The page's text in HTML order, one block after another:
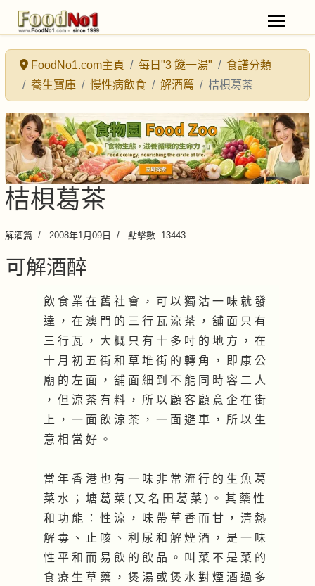
FoodNo1.com主頁 每日"3 餸一湯"
食譜分類
養生寶庫
慢性病飲食 解酒篇 桔梖葛茶
桔梖葛茶
解酒篇 2008年1月09日 點擊數: 13443
可解酒醉
飲 食 業 在 舊 社 會 ， 可 以 獨 沽 一 味 就 發
達 ， 在 澳 門 的 三 行 瓦 涼 茶 ， 舖 面 只 有
三 行 瓦 ， 大 概 只 有 十 多 吋 的 地 方 ， 在
十 月 初 五 街 和 草 堆 街 的 轉 角 ， 即 康 公
廟 的 左 面 ， 舖 面 細 到 不 能 同 時 容 二 人
， 但 涼 茶 有 料 ， 所 以 顧 客 顧 意 企 在 街
上 ， 一 面 飲 涼 茶 ， 一 面 避 車 ， 所 以 生
意 相 當 好 。
當 年 香 港 也 有 一 味 非 常 流 行 的 生 魚 葛
菜 水 ； 塘 葛 菜 ( 又 名 田 葛 菜 ) 。 其 藥 性
和 功 能 ： 性 涼 ， 味 帶 草 香 而 甘 ， 清 熱
解 毒 、 止 咳 、 利 尿 和 解 煙 酒 ， 是 一 味
性 平 和 而 易 飲 的 飲 品 。 叫 菜 不 是 菜 的
食 療 生 草 藥 ， 煲 湯 或 煲 水 對 煙 酒 過 多